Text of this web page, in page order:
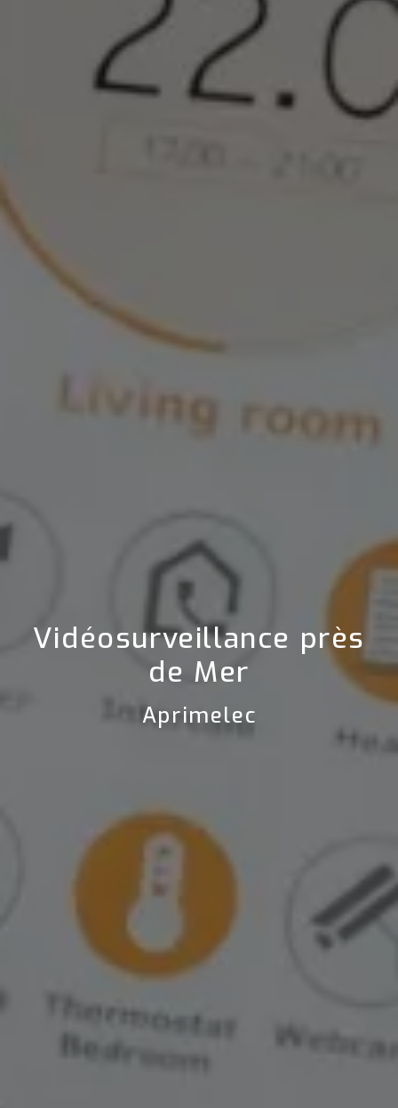
Vidéosurveillance près
de Mer
Aprimelec